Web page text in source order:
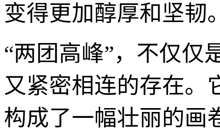
变得更加醇厚和坚韧
“两团高峰”，不仅仅
又紧密相连的存在。
构成了一幅壮丽的画